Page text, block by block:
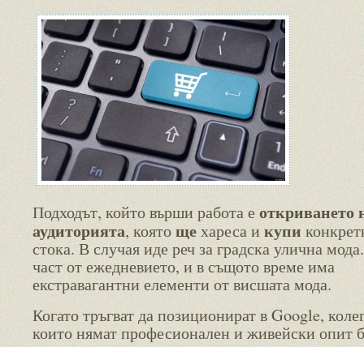
Подходът, който върши работа еоткриването
аудиторията, коятощехареса икупи
стока. В случая иде реч за градска улична
част от ежедневието, и в същото време има
екстравагантни елементи от висшата мода.
Когато тръгват да позиционират в Google,
които нямат професионален и живейски опит